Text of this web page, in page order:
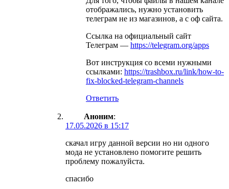
отображались, нужно установить
телеграм не из магазинов, а с оф сайта.
Ссылка на официальный сайт
Телеграм — https://telegram.org/apps
Вот инструкция со всеми нужными
ссылками: https://trashbox.ru/link/how-to-
fix-blocked-telegram-channels
Ответить
Аноним:
17.05.2026 в 15:17
скачал игру данной версии но ни одного
мода не установлено помогите решить
проблему пожалуйста.
спасибо